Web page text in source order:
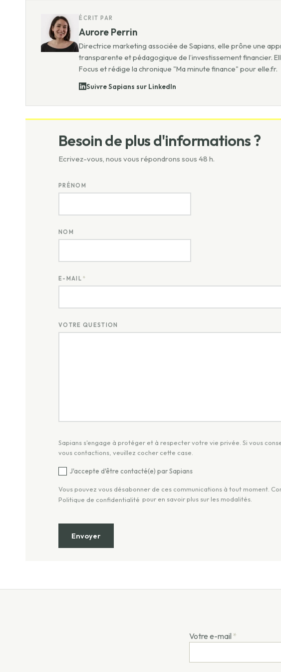
ÉCRIT PAR
Aurore Perrin
Directrice marketing associée de Sapians, elle prône une
transparente et pédagogique de l’investissement financier.
Focus et rédige la chronique "Ma minute finance" pour elle.fr.
Suivre Sapians sur LinkedIn
Besoin de plus d'informations ?
Ecrivez-vous, nous vous répondrons sous 48 h.
PRÉNOM
NOM
E-MAIL *
VOTRE QUESTION
Sapians s'engage à protéger et à respecter votre vie privée. Si vous
vous contactions, veuillez cocher cette case.
J'accepte d'être contacté(e) par Sapians
Vous pouvez vous désabonner de ces communications à tout moment.
Politique de confidentialité pour en savoir plus sur les modalités.
Votre e-mail *